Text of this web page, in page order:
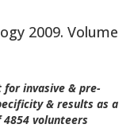
2009. Volume
for invasive & pre-
& results as a
volunteers